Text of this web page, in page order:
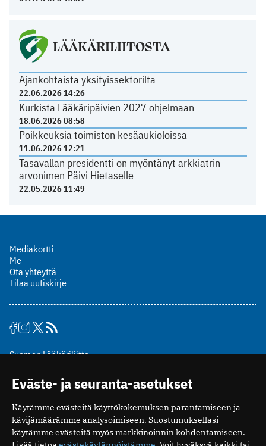
LÄÄKÄRILIITOSTA
Ajankohtaista yksityissektorilta
22.06.2026 14:26
Kurkista Lääkäripäivien 2027 ohjelmaan
18.06.2026 08:58
Poikkeuksia toimiston kesäaukioloissa
11.06.2026 12:21
Tasavallan presidentti on myöntänyt arkkiatrin
arvonimen Päivi Hietaselle
22.05.2026 11:49
Mediakortti
Me
Ota yhteyttä
Tilaa uutiskirje
Suomen Lääkäriliitto
00510 Helsinki
puh. (09) 393 091
toimitus@potilaanlaakarilehti.fi
ISSN 2323-9476
Eväste- ja seuranta-asetukset
Käytämme evästeitä käyttökokemuksen parantamiseen ja
kävijämäärämme analysoimiseen. Suostumuksellasi
käytämme evästeitä myös markkinoinnin kohdentamiseen.